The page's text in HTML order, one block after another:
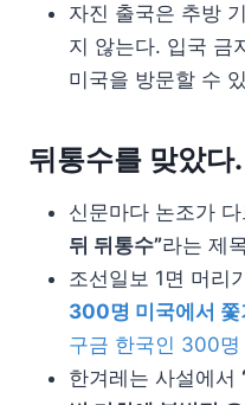
자진 출국은 추방
지 않는다. 입국 금
미국을 방문할 수
뒤통수를 맞았다.
신문마다 논조가
뒤 뒤통수”라는 제
조선일보 1면 머리
300명 미국에서 쫓
구금 한국인 300명
한겨레는 사설에서